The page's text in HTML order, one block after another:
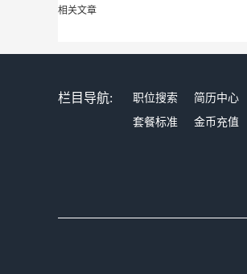
相关文章
栏目导航: 职位搜索 简历中心
套餐标准
金币充值